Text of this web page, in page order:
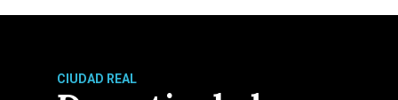
CIUDAD REAL